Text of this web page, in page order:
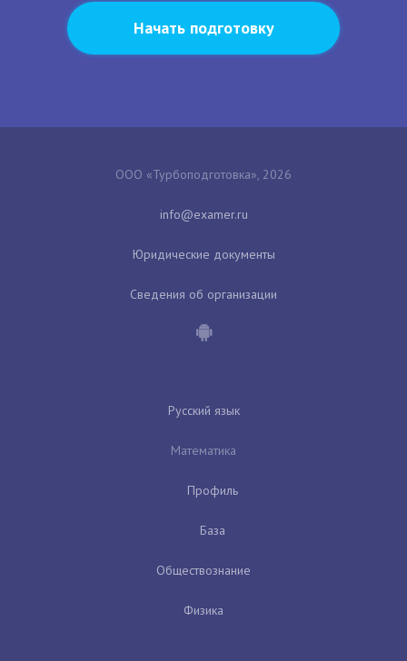
Начать подготовку
ООО «Турбоподготовка», 2026
Юридические документы
Сведения об организации
Русский язык
Математика
Профиль
База
Обществознание
Физика